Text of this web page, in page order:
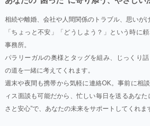
相続や離婚、会社や人間関係のトラブル、思いが
「ちょっと不安」「どうしよう？」という時に
事務所。
パラリーガルの奥様とタッグを組み、じっくり
の道を一緒に考えてくれます。
週末や夜間も携帯から気軽に連絡OK。事前に相
ィス面談も可能だから、忙しい毎日を送るあなた
さと安心”で、あなたの未来をサポートしてくれま